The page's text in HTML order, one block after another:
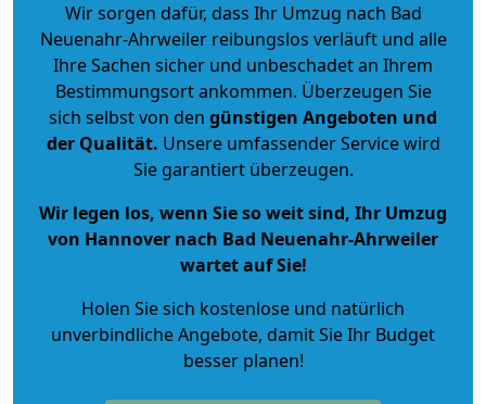
Wir sorgen dafür, dass Ihr Umzug nach Bad
Neuenahr-Ahrweiler reibungslos verläuft und alle
Ihre Sachen sicher und unbeschadet an Ihrem
Bestimmungsort ankommen. Überzeugen Sie
sich selbst von den günstigen Angeboten und
der Qualität. Unsere umfassender Service wird
Sie garantiert überzeugen.
Wir legen los, wenn Sie so weit sind, Ihr Umzug
von Hannover nach Bad Neuenahr-Ahrweiler
wartet auf Sie!
Holen Sie sich kostenlose und natürlich
unverbindliche Angebote, damit Sie Ihr Budget
besser planen!